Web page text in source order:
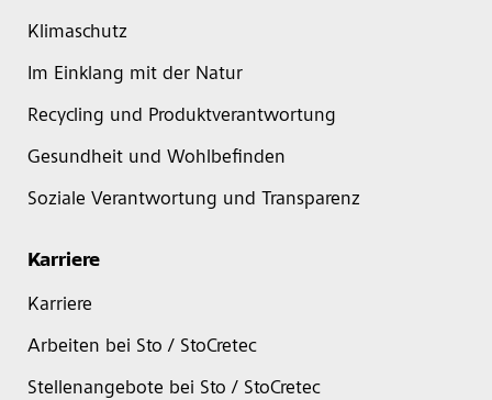
Klimaschutz
Im Einklang mit der Natur
Recycling und Produktverantwortung
Gesundheit und Wohlbefinden
Soziale Verantwortung und Transparenz
Karriere
Karriere
Arbeiten bei Sto / StoCretec
Stellenangebote bei Sto / StoCretec